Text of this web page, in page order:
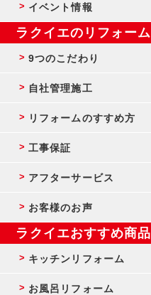
イベント情報
ラクイエのリフォーム
9つのこだわり
自社管理施工
リフォームのすすめ方
工事保証
アフターサービス
お客様のお声
ラクイエおすすめ商品
キッチンリフォーム
お風呂リフォーム